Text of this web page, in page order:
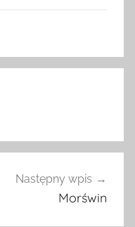
Następny wpis
Morświn